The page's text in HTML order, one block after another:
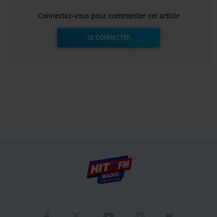
Connectez-vous pour commenter cet article
SE CONNECTER